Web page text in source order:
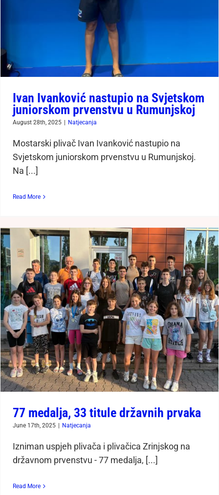
Ivan Ivanković nastupio na Svjetskom
juniorskom prvenstvu u Rumunjskoj
August 28th, 2025 Natjecanja
Mostarski plivač Ivan Ivanković nastupio na
Svjetskom juniorskom prvenstvu u Rumunjskoj.
Na [...]
Read More
77 medalja, 33 titule državnih
prvaka
77 medalja, 33 titule državnih prvaka
June 17th, 2025 Natjecanja
Izniman uspjeh plivača i plivačica Zrinjskog na
državnom prvenstvu - 77 medalja, [...]
Read More